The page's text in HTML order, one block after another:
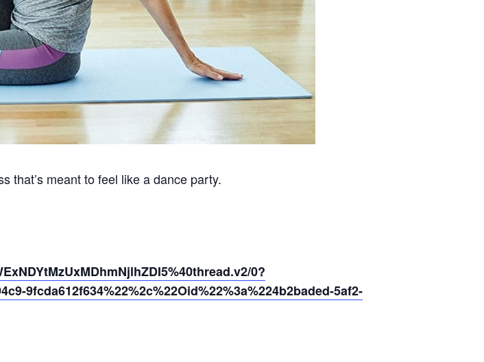
that’s meant to feel like a dance party.
0?
9fcda612f634%22%2c%22Oid%22%3a%224b2baded-5af2-